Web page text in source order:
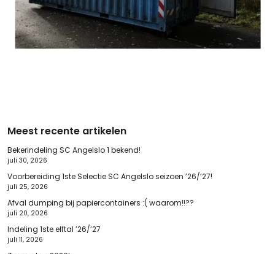
Meest recente artikelen
Bekerindeling SC Angelslo 1 bekend!
juli 30, 2026
Voorbereiding 1ste Selectie SC Angelslo seizoen ’26/’27!
juli 25, 2026
Afval dumping bij papiercontainers :( waarom!!??
juli 20, 2026
Indeling 1ste elftal ’26/’27
juli 11, 2026